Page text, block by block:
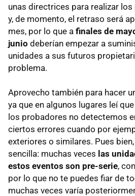
unas directrices para realizar
y, de momento, el retraso será
mes, por lo que a finales de
junio deberían empezar a
unidades a sus futuros
problema.
Aprovecho también para hacer
ya que en algunos lugares leí
los probadores no detectemos
ciertos errores cuando por
exteriores o similares. Pues
sencilla: muchas veces las
estos eventos son pre-serie,
por lo que no te puedes fiar de
muchas veces varía